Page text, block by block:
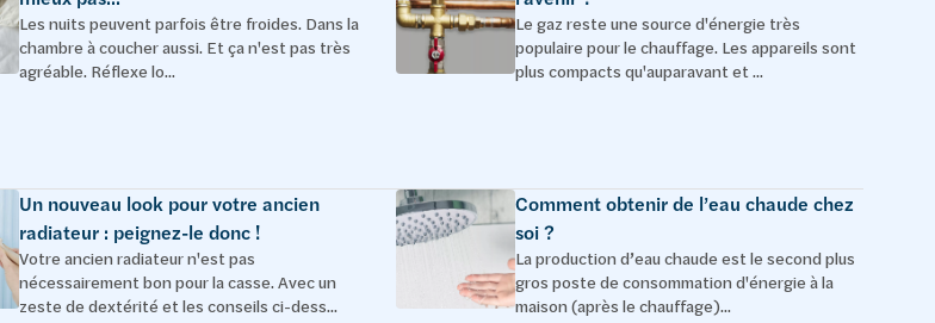
Les nuits peuvent parfois être froides. Dans la
chambre à coucher aussi. Et ça n'est pas très
agréable. Réflexe lo...
Le gaz reste une source d'énergie très
populaire pour le chauffage. Les appareils sont
plus compacts qu'auparavant et ...
Un nouveau look pour votre ancien
radiateur : peignez-le donc !
Votre ancien radiateur n'est pas
nécessairement bon pour la casse. Avec un
zeste de dextérité et les conseils ci-dess...
Comment obtenir de l’eau chaude chez
soi ?
La production d’eau chaude est le second plus
gros poste de consommation d'énergie à la
maison (après le chauffage)...